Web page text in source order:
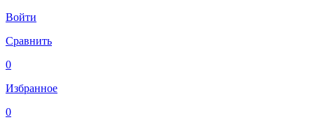
Войти
Сравнить
0
Избранное
0